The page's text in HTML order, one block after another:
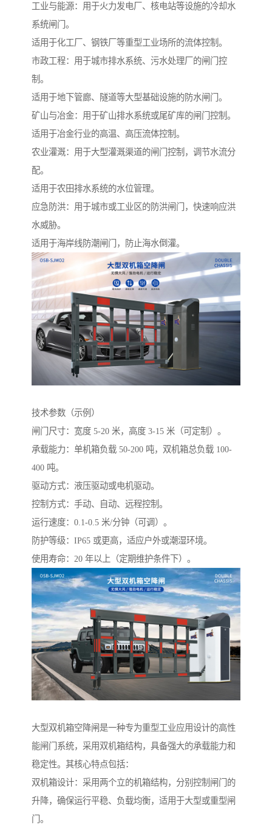
工业与能源：用于火力发电厂、核电站等设施的冷却水
系统闸门。
适用于化工厂、钢铁厂等重型工业场所的流体控制。
市政工程：用于城市排水系统、污水处理厂的闸门控
制。
适用于地下管廊、隧道等大型基础设施的防水闸门。
矿山与冶金：用于矿山排水系统或尾矿库的闸门控制。
适用于冶金行业的高温、高压流体控制。
农业灌溉：用于大型灌溉渠道的闸门控制，调节水流分
配。
适用于农田排水系统的水位管理。
应急防洪：用于城市或工业区的防洪闸门，快速响应洪
水威胁。
适用于海岸线防潮闸门，防止海水倒灌。
技术参数（示例）
闸门尺寸：宽度 5-20 米，高度 3-15 米（可定制）。
承载能力：单机箱负载 50-200 吨，双机箱总负载 100-
400 吨。
驱动方式：液压驱动或电机驱动。
控制方式：手动、自动、远程控制。
运行速度：0.1-0.5 米/分钟（可调）。
防护等级：IP65 或更高，适应户外或潮湿环境。
使用寿命：20 年以上（定期维护条件下）。
大型双机箱空降闸是一种专为重型工业应用设计的高性
能闸门系统，采用双机箱结构，具备强大的承载能力和
稳定性。其核心特点包括：
双机箱设计：采用两个立的机箱结构，分别控制闸门的
升降，确保运行平稳、负载均衡，适用于大型或重型闸
门。